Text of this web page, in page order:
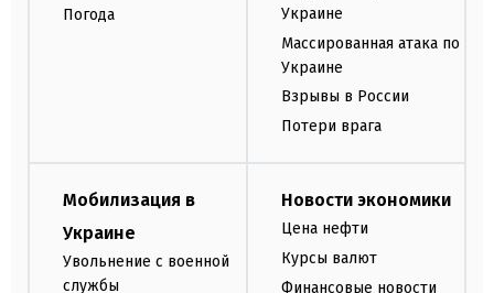
Погода
Украине
Массированная атака по
Украине
Взрывы в России
Потери врага
Мобилизация в
Украине
Увольнение с военной
службы
Новости экономики
Цена нефти
Курсы валют
Финансовые новости